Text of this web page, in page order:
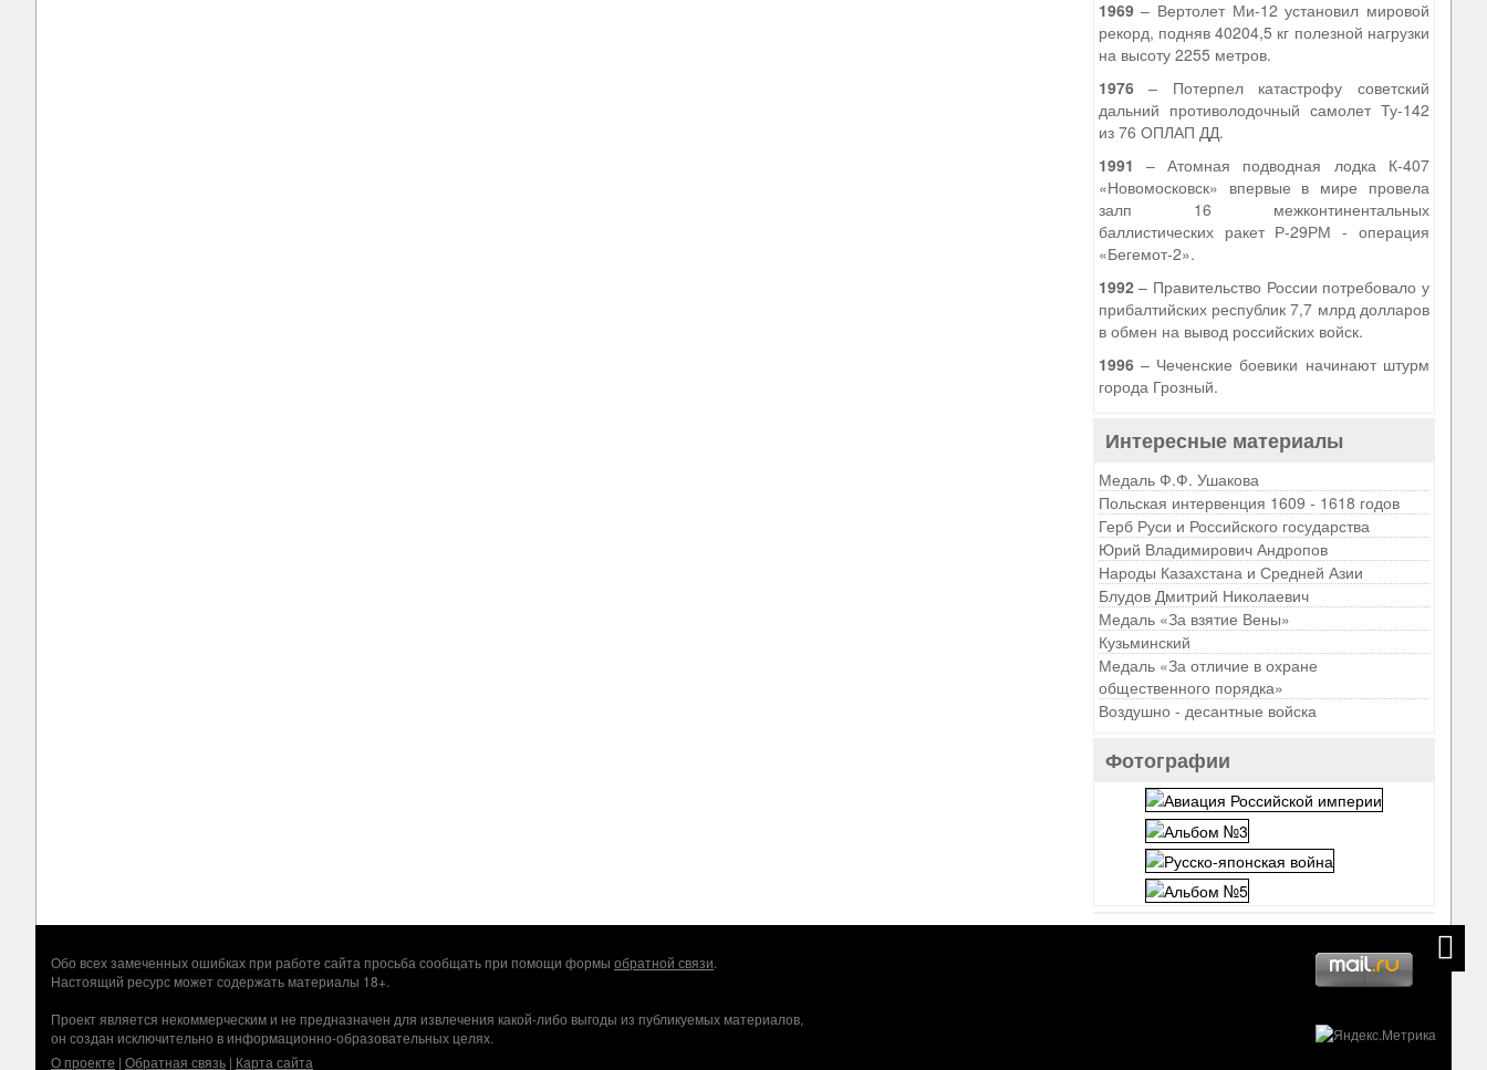
1969– Вертолет Ми-12 установил мировой
рекорд, подняв 40204,5 кг полезной нагрузки
на высоту 2255 метров.
1976– Потерпел катастрофу советский
дальний противолодочный самолет Ту-142
из 76 ОПЛАП ДД.
1991 – Атомная подводная лодка К-407
«Новомосковск» впервые в мире провела
залп 16 межконтинентальных
баллистических ракет Р-29РМ - операция
«Бегемот-2».
1992– Правительство России потребовало у
прибалтийских республик 7,7 млрд долларов
в обмен на вывод российских войск.
1996– Чеченские боевики начинают штурм
города Грозный.
Интересные материалы
Медаль Ф.Ф. Ушакова
Польская интервенция 1609 - 1618 годов
Герб Руси и Российского государства
Юрий Владимирович Андропов
Народы Казахстана и Средней Азии
Блудов Дмитрий Николаевич
Медаль «За взятие Вены»
Кузьминский
Медаль «За отличие в охране
общественного порядка»
Воздушно - десантные войска
Фотографии
Обо всех замеченных ошибках при работе сайта просьба сообщать при помощи формы обратной связи.
Настоящий ресурс может содержать материалы 18+.
Проект является некоммерческим и не предназначен для извлечения какой-либо выгоды из публикуемых материалов,
он создан исключительно в информационно-образовательных целях.
О проекте | Обратная связь | Карта сайта